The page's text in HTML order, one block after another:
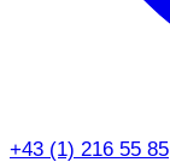
+43 (1) 216 55 85